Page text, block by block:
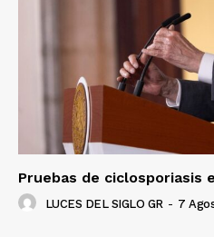
Pruebas de ciclosporiasis
LUCES DEL SIGLO GR - 7